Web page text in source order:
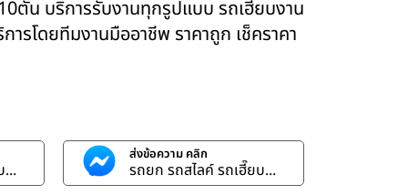
ตัน บริการรับงานทุกรูปแบบ รถเฮี๊ยบงาน
ารโดยทีมงานมืออาชีพ ราคาถูก เช็คราคา
ส่งข้อความ คลิก
รถยก รถสไลค์ รถเฮี๊ยบ...